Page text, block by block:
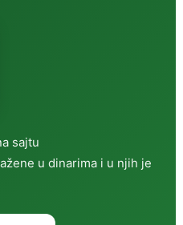
sajtu
u dinarima i u njih je